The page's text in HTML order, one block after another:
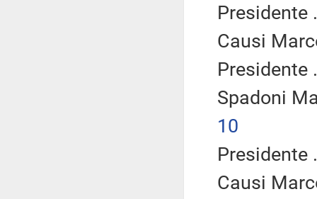
Presidente
Causi
Presidente
Spadoni
10
Presidente
Causi